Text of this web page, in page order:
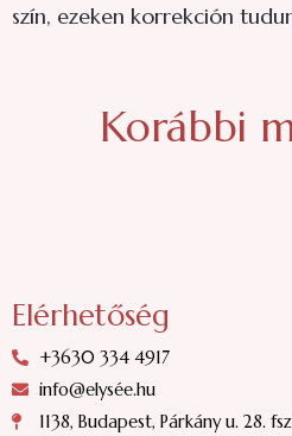
szín, ezeken korrekción
Korábbi
Elérhetőség
+3630 334 4917
info@elysée.hu
1138, Budapest, Párkány u. 28.